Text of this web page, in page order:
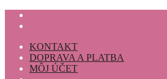
KONTAKT
DOPRAVA A PLATBA
MÔJ ÚČET